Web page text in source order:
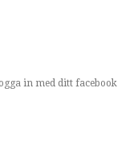
in med ditt facebook